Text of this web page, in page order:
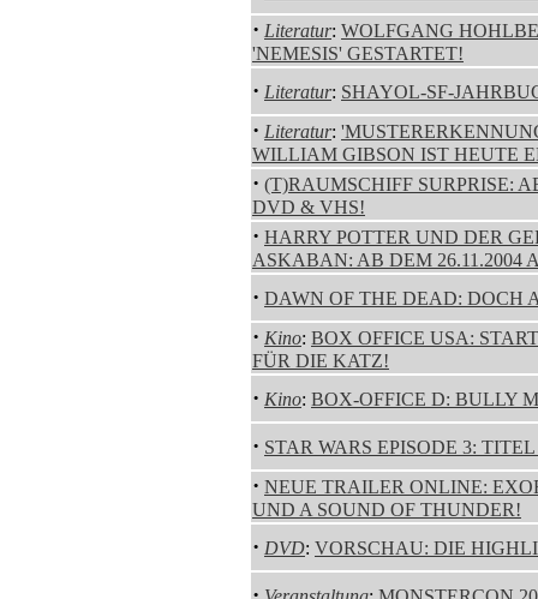
· Literatur: WOLFGANG
'NEMESIS' GESTARTET!
· Literatur: SHAYOL-SF-
· Literatur:
WILLIAM GIBSON IST HEUTE
· (T)RAUMSCHIFF SURPRISE:
DVD & VHS!
· HARRY POTTER UND DER
ASKABAN: AB DEM 26.11.2004
· DAWN OF THE DEAD: DOCH
· Kino: BOX OFFICE USA:
FÜR DIE KATZ!
· Kino: BOX-OFFICE D: BULLY
· STAR WARS EPISODE 3:
· NEUE TRAILER ONLINE:
UND A SOUND OF THUNDER!
· DVD: VORSCHAU: DIE